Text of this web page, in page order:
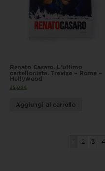
Renato Casaro. L’ultimo
cartellonista. Treviso – Roma –
Hollywood
35,00€
Aggiungi al carrello
2 3 4